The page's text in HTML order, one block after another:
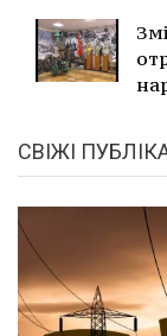
СВІЖІ